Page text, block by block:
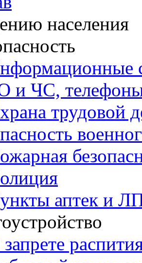
населения
и ЧС,
трудовой
аптек и